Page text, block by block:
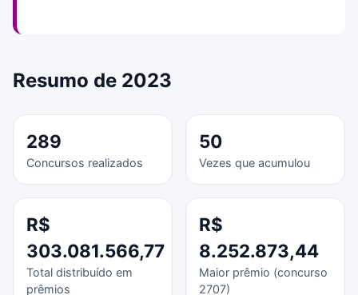
Resumo de 2023
289
Concursos realizados
50
Vezes que acumulou
R$
303.081.566,77
Total distribuído em
prêmios
R$
8.252.873,44
Maior prêmio (concurso
2707)